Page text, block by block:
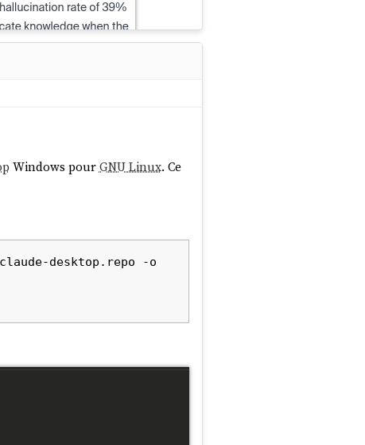
Windows pourGNU Linux. Ce
desktop.repo -o